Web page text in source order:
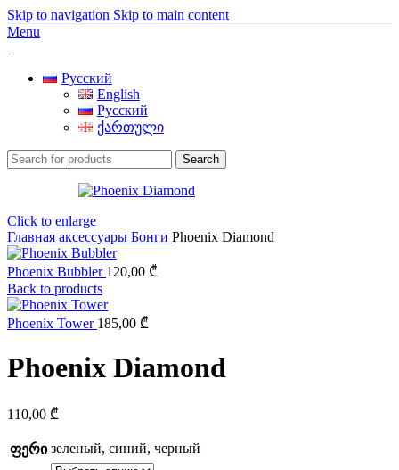
Skip to navigation Skip to main content
Menu
Русский
English
Русский
ქართული
Search
Click to enlarge
Главная аксессуары Бонги Phoenix Diamond
Phoenix Bubbler 120,00 ₾
Back to products
Phoenix Tower 185,00 ₾
Phoenix Diamond
110,00 ₾
ფერი зеленый, синий, черный